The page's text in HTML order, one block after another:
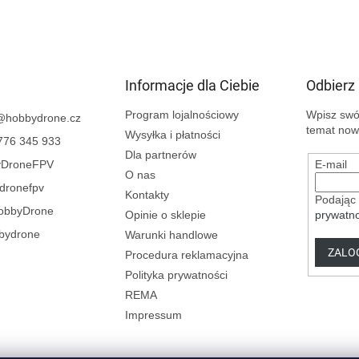
hobbydrone.cz
345 933
Informacje dla Ciebie
Program lojalnościowy
Wysyłka i płatności
Dla partnerów
O nas
Kontakty
Opinie o sklepie
Warunki handlowe
Procedura reklamacyjna
Polityka prywatności
REMA
Impressum
Wpisz
temat
E-mail